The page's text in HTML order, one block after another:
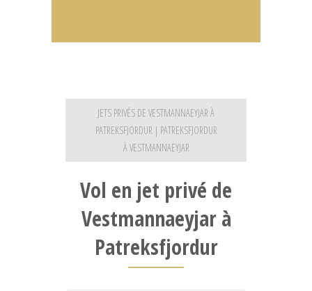
JETS PRIVÉS DE VESTMANNAEYJAR À
PATREKSFJORDUR | PATREKSFJORDUR
À VESTMANNAEYJAR
Vol en jet privé de
Vestmannaeyjar à
Patreksfjordur